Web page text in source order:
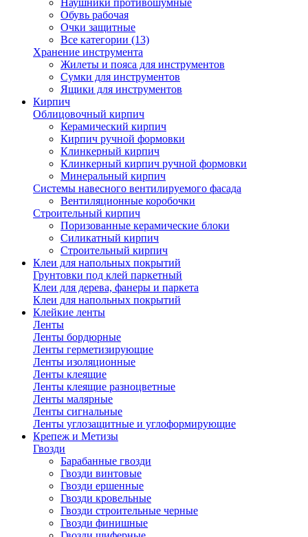
Наушники противошумные
Обувь рабочая
Очки защитные
Все категории (13)
Хранение инструмента
Жилеты и пояса для инструментов
Сумки для инструментов
Ящики для инструментов
Кирпич
Облицовочный кирпич
Керамический кирпич
Кирпич ручной формовки
Клинкерный кирпич
Клинкерный кирпич ручной формовки
Минеральный кирпич
Системы навесного вентилируемого фасада
Вентиляционные коробочки
Строительный кирпич
Поризованные керамические блоки
Силикатный кирпич
Строительный кирпич
Клеи для напольных покрытий
Грунтовки под клей паркетный
Клеи для дерева, фанеры и паркета
Клеи для напольных покрытий
Клейкие ленты
Ленты
Ленты бордюрные
Ленты герметизирующие
Ленты изоляционные
Ленты клеящие
Ленты клеящие разноцветные
Ленты малярные
Ленты сигнальные
Ленты углозащитные и углоформирующие
Крепеж и Метизы
Гвозди
Барабанные гвозди
Гвозди винтовые
Гвозди ершенные
Гвозди кровельные
Гвозди строительные черные
Гвозди финишные